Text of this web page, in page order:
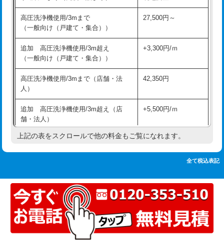
追加人工 16,500円
廃棄・処分 現場見積
※給水管工事は20mmまでの価格です。
持込商品取付（混合水栓）
持込商品取付（浄水器・分岐水栓） 16,500円
業）
排水管工事（追加 排水管工事/3ｍ超
え）
マス交換（土の掘削・埋め戻し作業） 11,000円~
マス交換（深さ50㎝以上） 66,000円
コンクリート斫り（厚さ10㎝まで） 27,500円
コンクリート斫り（厚さ10㎝超え） 38,500円
高圧洗浄機使用/3mまで
（一般向け（戸建て・集合））
27,500円～
追加 高圧洗浄機使用/3m超え
（一般向け（戸建て・集合））
+3,300円/ｍ
高圧洗浄機使用/3mまで（店舗・法
人）
42,350円
追加 高圧洗浄機使用/3m超え（店
舗・法人）
+5,500円/ｍ
高度高圧洗浄換 現地調査
トーラー機使用/3mまで 33,000円
追加トーラー機使用/3m超え +3,300円
カメラ調査 33,000円
上記の表をスクロールで他の料金もご覧になれます。
全て税込表記